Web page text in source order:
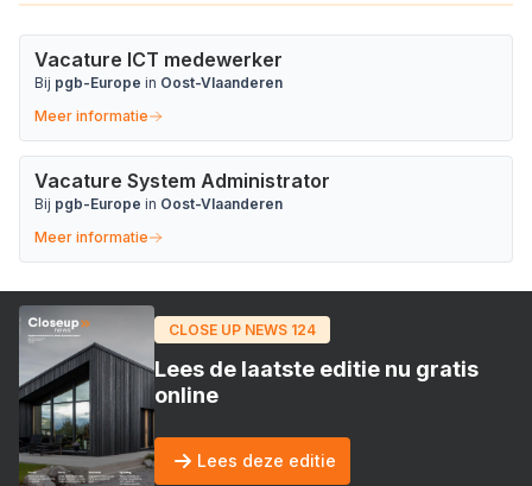
Vacature ICT medewerker
Bij pgb-Europe in Oost-Vlaanderen
Meer informatie
Vacature System Administrator
Bij pgb-Europe in Oost-Vlaanderen
Meer informatie
CLOSE UP NEWS 124
Lees de laatste editie nu gratis
online
Lees deze editie